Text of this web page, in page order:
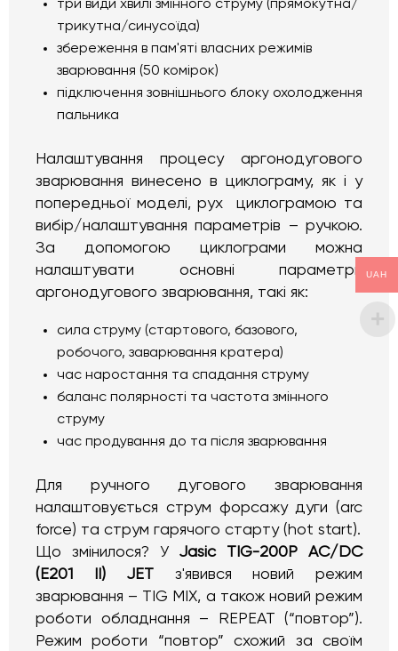
три види хвилі змінного струму (прямокутна/
трикутна/синусоїда)
збереження в пам'яті власних режимів
зварювання (50 комірок)
підключення зовнішнього блоку охолодження
пальника
Налаштування процесу аргонодугового
зварювання винесено в циклограму, як і у
попередньої моделі, рух циклограмою та
вибір/налаштування параметрів – ручкою.
За допомогою циклограми можна
налаштувати основні параметри
аргонодугового зварювання, такі як:
сила струму (стартового, базового,
робочого, заварювання кратера)
час наростання та спадання струму
баланс полярності та частота змінного
струму
час продування до та після зварювання
Для ручного дугового зварювання
налаштовується струм форсажу дуги (arc
force) та струм гарячого старту (hot start).
Що змінилося? У Jasic TIG-200P AC/DC
(E201 II) JET з'явився новий режим
зварювання – TIG MIX, а також новий режим
роботи обладнання – REPEAT (“повтор”).
Режим роботи “повтор” схожий за своїм
UAH